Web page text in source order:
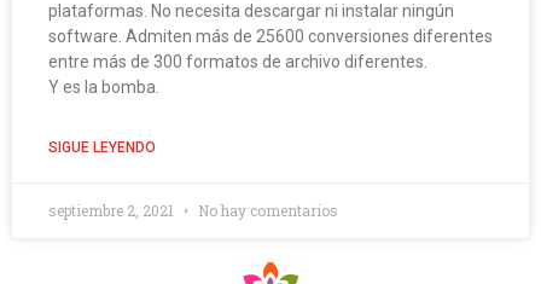
plataformas. No necesita descargar ni instalar ningún
software. Admiten más de 25600 conversiones diferentes
entre más de 300 formatos de archivo diferentes.
Y es la bomba.
SIGUE LEYENDO
septiembre 2, 2021 No hay comentarios